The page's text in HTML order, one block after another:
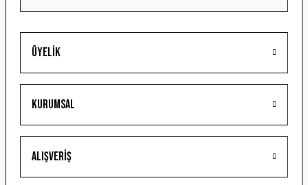
Gönder
Üyelik
Kurumsal
Alışveriş